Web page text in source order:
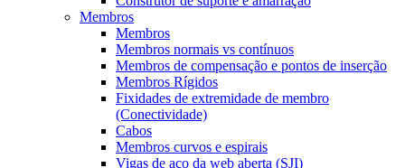
Membros
Membros
Membros normais vs contínuos
Membros de compensação e pontos de inserção
Membros Rígidos
Fixidades de extremidade de membro
(Conectividade)
Cabos
Membros curvos e espirais
Vigas de aço da web aberta (SJI)